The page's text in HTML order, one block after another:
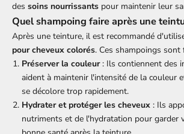
des soins nourrissants pour maintenir leur
Quel shampoing faire après une
Après une teinture, il est recommandé
pour cheveux colorés. Ces shampoings
Préserver la couleur: Ils contiennent des
aident à maintenir l'intensité de la couleur
se décolore trop rapidement.
Hydrater et protéger les cheveux : Ils
nutriments et de l'hydratation pour garder